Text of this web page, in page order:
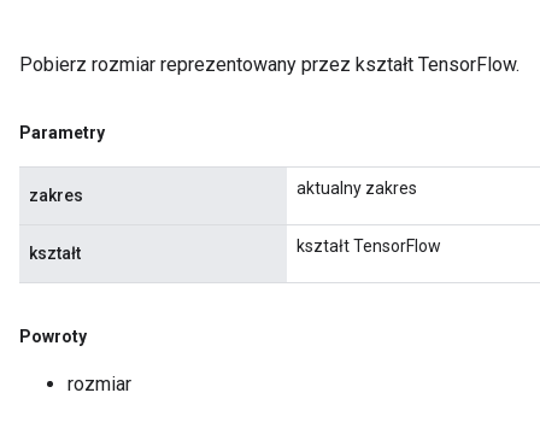
Pobierz rozmiar reprezentowany przez kształt TensorFlow.
Parametry
zakres aktualny zakres
kształt kształt TensorFlow
Powroty
rozmiar